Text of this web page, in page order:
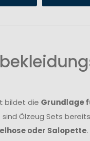
bildet die Grundlage
sind Ölzeug Sets
oder Salopette